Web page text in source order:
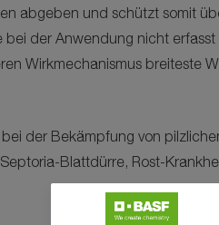
abgeben und schützt somit
der Anwendung nicht erfasst
Wirkmechanismus breiteste
der Bekämpfung von
Blattdürre, Rost-